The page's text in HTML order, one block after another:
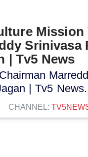
Mission
Srinivasa
| Tv5 News
| Tv5
CHANNEL: